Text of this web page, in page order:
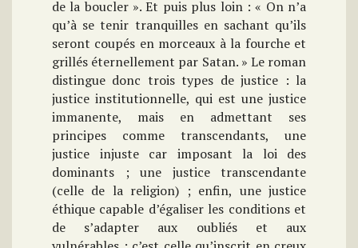
de la boucler ». Et puis plus loin : « On n’a
qu’à se tenir tranquilles en sachant qu’ils
seront coupés en morceaux à la fourche et
grillés éternellement par Satan. » Le roman
distingue donc trois types de justice : la
justice institutionnelle, qui est une justice
immanente, mais en admettant ses
principes comme transcendants, une
justice injuste car imposant la loi des
dominants ; une justice transcendante
(celle de la religion) ; enfin, une justice
éthique capable d’égaliser les conditions et
de s’adapter aux oubliés et aux